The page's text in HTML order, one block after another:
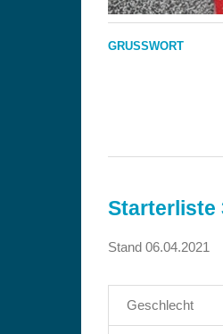
GRUSSWORT
Starterliste
Stand 06.04.2021
Geschlecht